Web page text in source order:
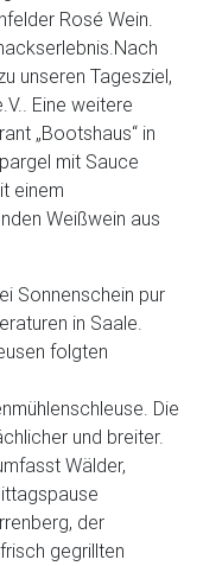
Rosé Wein.
unseren Tagesziel,
Eine weitere
„Bootshaus“ in
mit Sauce
einem
Weißwein aus
Sonnenschein pur
in Saale.
folgten
Die
und breiter.
Wälder,
der
gegrillten